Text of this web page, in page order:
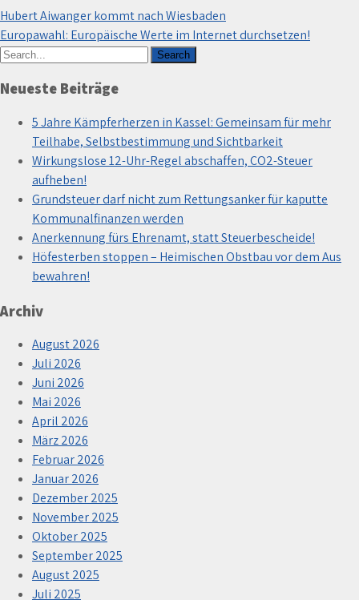
Hubert Aiwanger kommt nach Wiesbaden
Europawahl: Europäische Werte im Internet durchsetzen!
Neueste Beiträge
5 Jahre Kämpferherzen in Kassel: Gemeinsam für mehr
Teilhabe, Selbstbestimmung und Sichtbarkeit
Wirkungslose 12-Uhr-Regel abschaffen, CO2-Steuer
aufheben!
Grundsteuer darf nicht zum Rettungsanker für kaputte
Kommunalfinanzen werden
Anerkennung fürs Ehrenamt, statt Steuerbescheide!
Höfesterben stoppen – Heimischen Obstbau vor dem Aus
bewahren!
Archiv
August 2026
Juli 2026
Juni 2026
Mai 2026
April 2026
März 2026
Februar 2026
Januar 2026
Dezember 2025
November 2025
Oktober 2025
September 2025
August 2025
Juli 2025